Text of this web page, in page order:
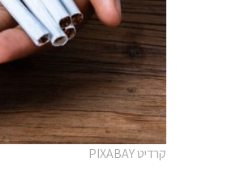
קרדיט PIXABAY